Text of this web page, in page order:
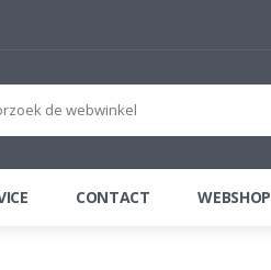
CONTACT WEBSHOP